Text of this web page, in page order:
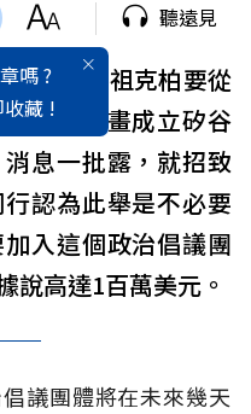
嗎 ?
藏 !
聽遠見
創辦人祖克柏要從
克柏計畫成立矽谷
息一批露，就招致
認為此舉是不必要
入這個政治倡議團
說高達1百萬美元。
議團體將在未來幾天